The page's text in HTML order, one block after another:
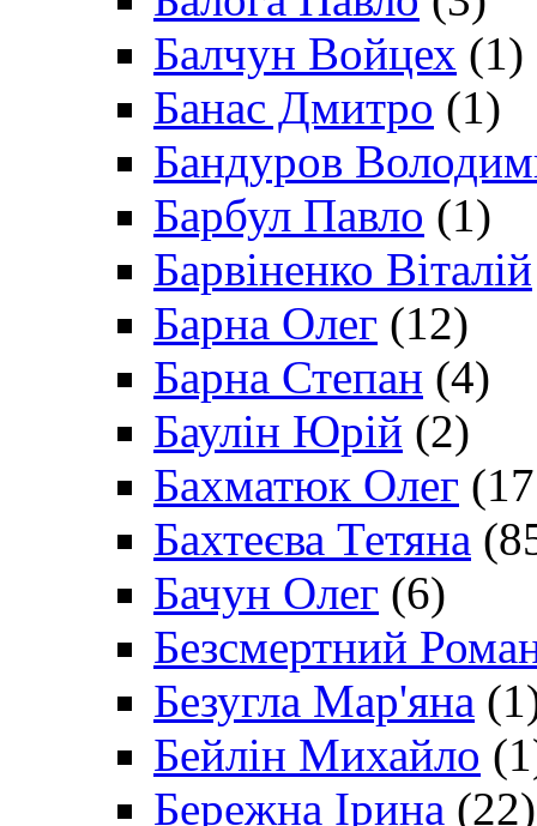
Балчун Войцех (1)
Банас Дмитро (1)
Бандуров
Барбул Павло (1)
Барвіненко Віталій
Барна Олег (12)
Барна Степан (4)
Баулін Юрій (2)
Бахматюк Олег
Бахтеєва Тетяна
Бачун Олег (6)
Безсмертний
Безугла Мар'яна
Бейлін Михайло
Бережна Ірина (22)